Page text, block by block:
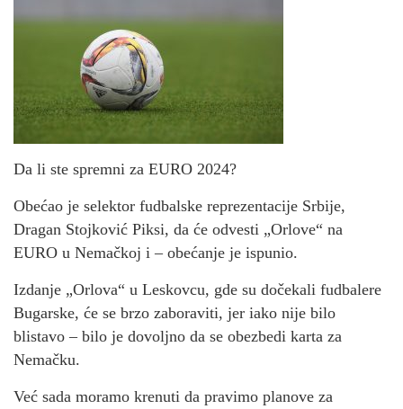
Da li ste spremni za EURO 2024?
Obećao je selektor fudbalske reprezentacije Srbije,
Dragan Stojković Piksi, da će odvesti „Orlove“ na
EURO u Nemačkoj i – obećanje je ispunio.
Izdanje „Orlova“ u Leskovcu, gde su dočekali fudbalere
Bugarske, će se brzo zaboraviti, jer iako nije bilo
blistavo – bilo je dovoljno da se obezbedi karta za
Nemačku.
Već sada moramo krenuti da pravimo planove za